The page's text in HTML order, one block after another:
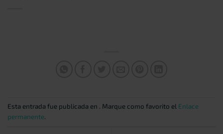
Esta entrada fue publicada en . Marque como favorito el Enlace
permanente.